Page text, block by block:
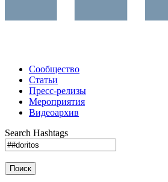
Сообщество
Статьи
Пресс-релизы
Мероприятия
Видеоархив
Search Hashtags
Поиск